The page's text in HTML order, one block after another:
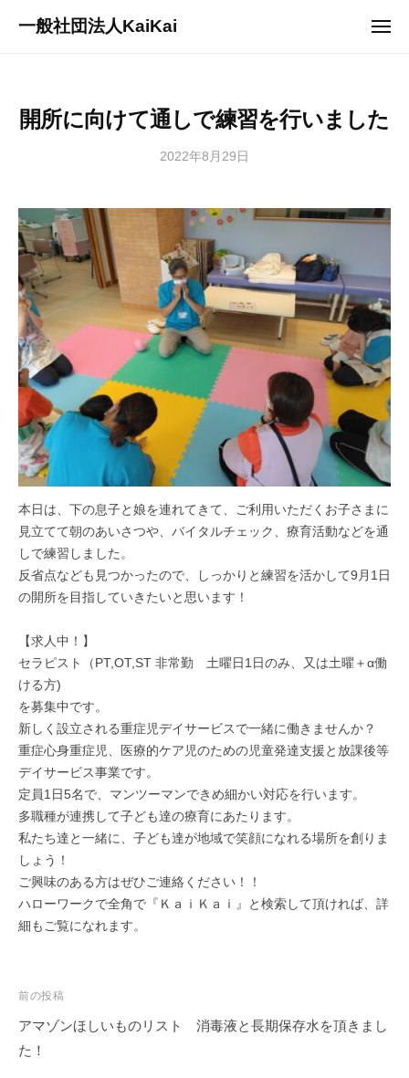
一般社団法人KaiKai
デ
ビ
ス
『
多
機
能
型
事
業
所
L
a
L
a
』
メ
開所に向けて通しで練習を行いました
2022年8月29日
a
a
g
i
2
7
@
m
a
i
l
c
の
メ
ン
ト
本日は、下の息子と娘を連れてきて、ご利用いただくお子さまに
見立てて朝のあいさつや、バイタルチェック、療育活動などを通
しで練習しました。
反省点なども見つかったので、しっかりと練習を活かして9月1日
の開所を目指していきたいと思います！
【求人中！】
セラピスト（PT,OT,ST 非常勤 土曜日1日のみ、又は土曜＋α働
ける方)
を募集中です。
新しく設立される重症児デイサービスで一緒に働きませんか？
重症心身重症児、医療的ケア児のための児童発達支援と放課後等
デイサービス事業です。
定員1日5名で、マンツーマンできめ細かい対応を行います。
多職種が連携して子ども達の療育にあたります。
私たち達と一緒に、子ども達が地域で笑顔になれる場所を創りま
しょう！
ご興味のある方はぜひご連絡ください！！
ハローワークで全角で『ＫａｉＫａｉ』と検索して頂ければ、詳
細もご覧になれます。
投
稿
ナ
前の投稿
アマゾンほしいものリスト 消毒液と長期保存水を頂きまし
た！
ー